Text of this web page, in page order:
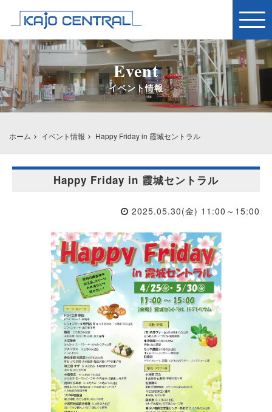
Event
イベント情報
ホーム イベント情報 Happy Friday in 霞城セントラル
Happy Friday in 霞城セントラル
2025.05.30(金) 11:00～15:00